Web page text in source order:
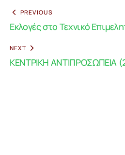
PREVIOUS
Εκλογές στο Τεχνικό
NEXT
ΚΕΝΤΡΙΚΗ ΑΝΤΙΠΡΟΣΩΠΕΙΑ